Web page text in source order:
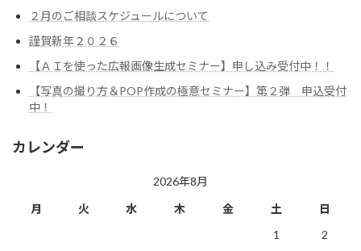
２月のご相談スケジュールについて
謹賀新年２０２６
【ＡＩを使った広報画像生成セミナー】申し込み受付中！！
【写真の撮り方＆POP作成の極意セミナー】第２弾 申込受付
中！
カレンダー
2026年8月
月
火 水 木 金 土
日
1
2